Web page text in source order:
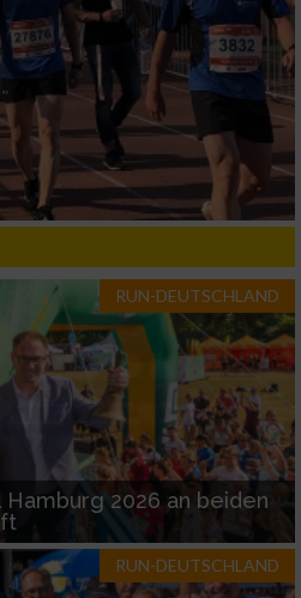
RUN-DEUTSCHLAND
Hamburg 2026 an beiden
RUN-DEUTSCHLAND